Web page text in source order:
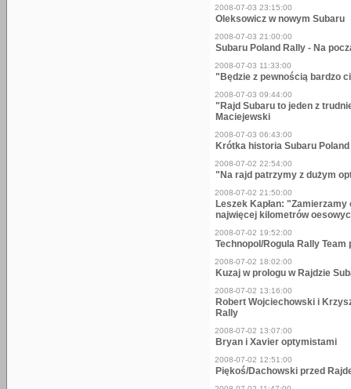
2008-07-03 23:15:00
Oleksowicz w nowym Subaru
2008-07-03 21:00:00
Subaru Poland Rally - Na
2008-07-03 11:33:00
"Będzie z pewnością bardzo
2008-07-03 09:44:00
"Rajd Subaru to jeden z
Maciejewski
2008-07-03 06:43:00
Krótka historia Subaru
2008-07-02 22:54:00
"Na rajd patrzymy z dużym
2008-07-02 21:50:00
Leszek Kapłan:
najwięcej kilometrów
2008-07-02 19:52:00
Technopol/Rogula Rally
2008-07-02 18:02:00
Kuzaj w prologu w Rajdzie
2008-07-02 13:16:00
Robert Wojciechowski i
Rally
2008-07-02 13:07:00
Bryan i Xavier optymistami
2008-07-02 12:51:00
Piękoś/Dachowski przed